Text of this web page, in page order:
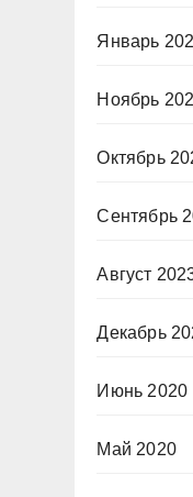
Январь
Ноябрь
Октябрь
Сентябрь
Август
Декабрь
Июнь 2020
Май 2020